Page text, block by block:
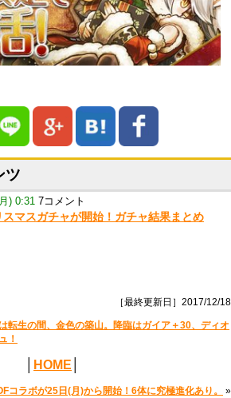
ツ
) 0:31 7コメント
マスガチャが開始！ガチャ結果まとめ
［最終更新日］2017/12/18
転生の間、金色の築山。降臨はガイア＋30、ディオ
！
HOME
コラボが25日(月)から開始！6体に究極進化あり。 »